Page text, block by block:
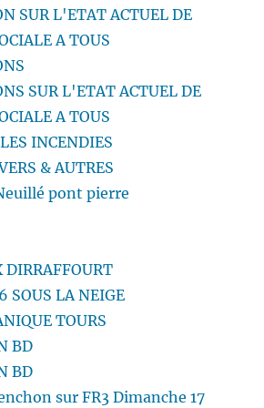
SUR L'ETAT ACTUEL DE
A TOUS
SUR L'ETAT ACTUEL DE
A TOUS
INCENDIES
& AUTRES
pont pierre
DIRRAFFOURT
SOUS LA NEIGE
TOURS
BD
BD
sur FR3 Dimanche 17